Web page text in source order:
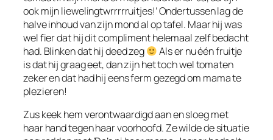
ook mijn liewelingtwrrrrruitjes!’ Ondertussen lag de
halve inhoud van zijn mond al op tafel. Maar hij was
wel fier dat hij dit compliment helemaal zelf bedacht
had. Blinken dat hij deed zeg
Als er nu één fruitje
is dat hij graag eet, dan zijn het toch wel tomaten
zeker en dat had hij eens ferm gezegd om mama te
plezieren!
Zus keek hem verontwaardigd aan en sloeg met
haar hand tegen haar voorhoofd. Ze wilde de situatie